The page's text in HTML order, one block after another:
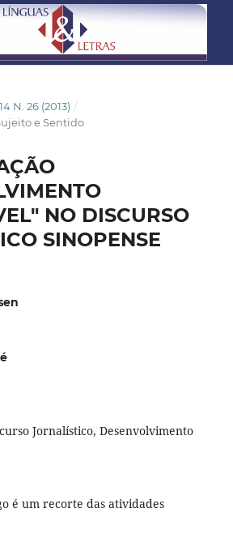
N. 26 (2013) /
e Sentido
NO DISCURSO
SINOPENSE
Jornalístico, Desenvolvimento
é um recorte das atividades